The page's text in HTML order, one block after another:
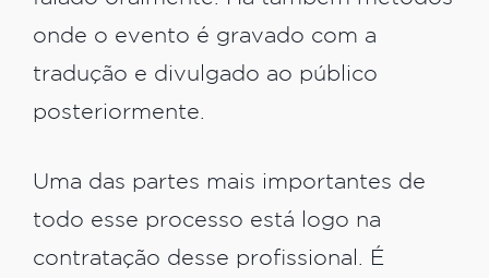
onde o evento é gravado com a
tradução e divulgado ao público
posteriormente.
Uma das partes mais importantes de
todo esse processo está logo na
contratação desse profissional. É